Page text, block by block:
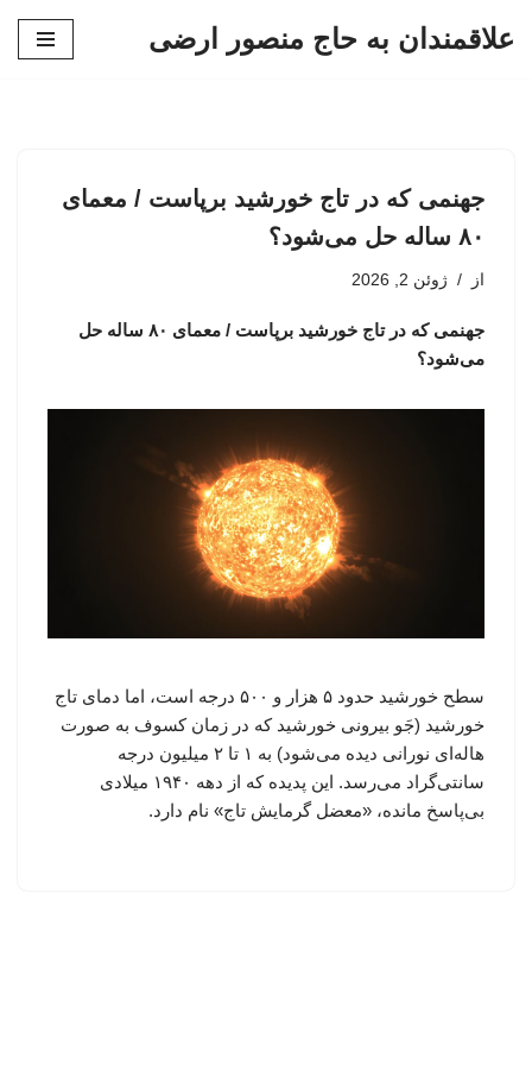
علاقمندان به حاج منصور ارضی
جهنمی که در تاج خورشید برپاست / معمای
۸۰ ساله حل می‌شود؟
از ژوئن 2, 2026
جهنمی که در تاج خورشید برپاست / معمای ۸۰ ساله حل
می‌شود؟
سطح خورشید حدود ۵ هزار و ۵۰۰ درجه است، اما دمای تاج
خورشید (جَو بیرونی خورشید که در زمان کسوف به صورت
هاله‌ای نورانی دیده می‌شود) به ۱ تا ۲ میلیون درجه
سانتی‌گراد می‌رسد. این پدیده که از دهه ۱۹۴۰ میلادی
بی‌پاسخ مانده، «معضل گرمایش تاج» نام دارد.